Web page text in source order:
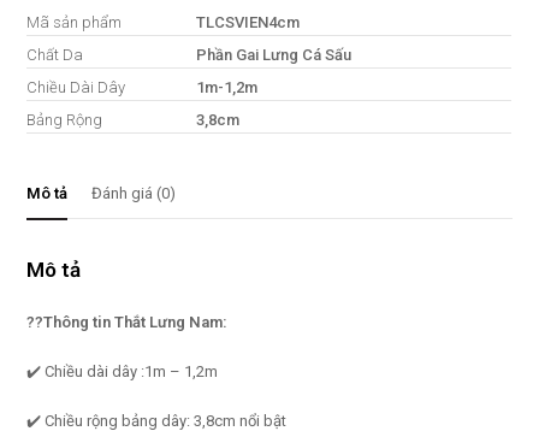
LARO
số
lượng
Mã sản phẩm
TLCSVIEN4cm
Chất Da
Phần Gai Lưng Cá Sấu
Chiều Dài Dây
1m-1,2m
Bảng Rộng
3,8cm
Mô tả Đánh giá (0)
Mô tả
??Thông tin Thắt Lưng Nam:
✔️ Chiều dài dây :1m – 1,2m
✔️ Chiều rộng bảng dây: 3,8cm nổi bật